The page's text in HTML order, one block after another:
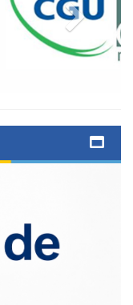
Next